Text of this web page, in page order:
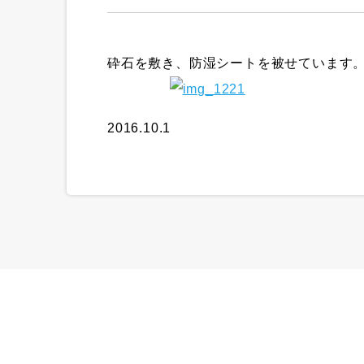
砕石を敷き、防湿シートを被せています。
2016.10.1